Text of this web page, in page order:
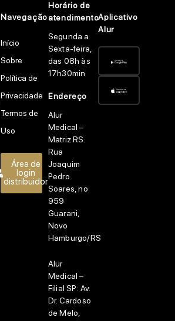
Navegação
Início
Sobre
Política de
Privacidade
Termos de
Uso
Área de
login
distribuidor
Endereço
Alur
Medical –
Matriz RS:
Rua
Joaquim
Pedro
Soares, no
959
Guarani,
Novo
Hamburgo/RS
Alur
Medical –
Filial SP: Av.
Dr. Cardoso
de Melo,
Horário de
atendimento
Segunda a
Sexta-feira,
das 08h às
17h30min
Aplicativo
Alur